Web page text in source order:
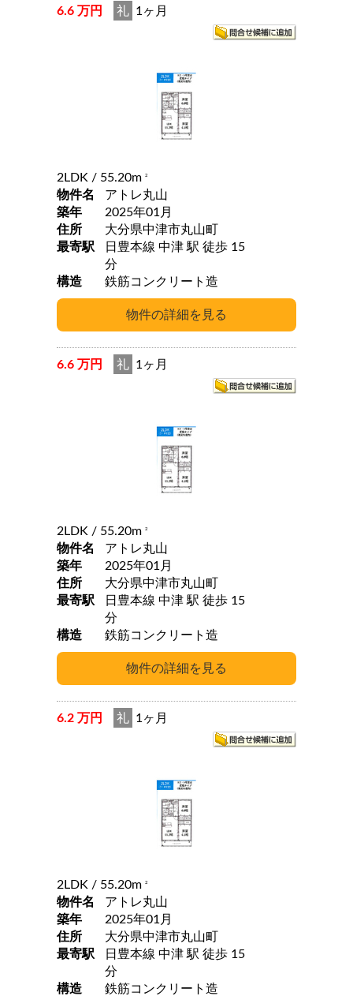
6.6 万円 礼 1ヶ月
2LDK / 55.20m 2
物件名
アトレ丸山
築年
2025年01月
住所
大分県中津市丸山町
最寄駅
日豊本線 中津 駅 徒歩 15
分
構造
鉄筋コンクリート造
6.6 万円 礼 1ヶ月
2LDK / 55.20m 2
物件名
アトレ丸山
築年
2025年01月
住所
大分県中津市丸山町
最寄駅
日豊本線 中津 駅 徒歩 15
分
構造
鉄筋コンクリート造
6.2 万円 礼 1ヶ月
2LDK / 55.20m 2
物件名
アトレ丸山
築年
2025年01月
住所
大分県中津市丸山町
最寄駅
日豊本線 中津 駅 徒歩 15
分
構造
鉄筋コンクリート造